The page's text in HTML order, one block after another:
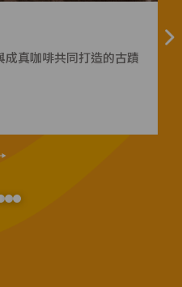
真咖啡共同打造的古蹟